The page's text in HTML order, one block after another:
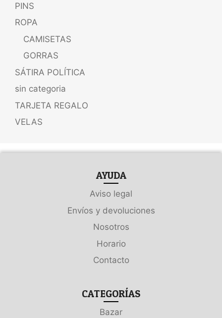
PINS
ROPA
CAMISETAS
GORRAS
SÁTIRA POLÍTICA
sin categoria
TARJETA REGALO
VELAS
AYUDA
Aviso legal
Envíos y devoluciones
Nosotros
Horario
Contacto
CATEGORÍAS
Bazar